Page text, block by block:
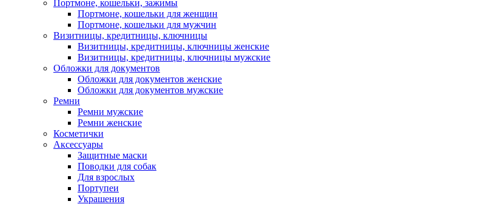
Портмоне, кошельки, зажимы
Портмоне, кошельки для женщин
Портмоне, кошельки для мужчин
Визитницы, кредитницы, ключницы
Визитницы, кредитницы, ключницы женские
Визитницы, кредитницы, ключницы мужские
Обложки для документов
Обложки для документов женские
Обложки для документов мужские
Ремни
Ремни мужские
Ремни женские
Косметички
Аксессуары
Защитные маски
Поводки для собак
Для взрослых
Портупеи
Украшения